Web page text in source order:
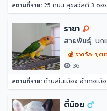
สถานที่หาย: 25 ถนน สุขสวัสดิ์ 3 ซอ
ราชา
สายพันธุ์: นก
💰 รางวัล:
36
สถานที่หาย: ตำบลในเมือง อำเภอเมืองนครราชสีมา
ตี๋น้อย